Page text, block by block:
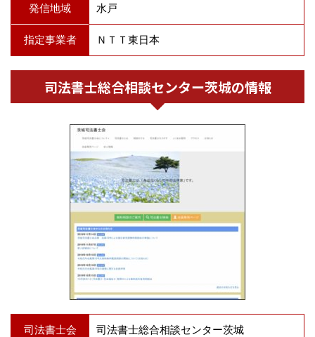
発信地域 水戸
指定事業者 ＮＴＴ東日本
司法書士総合相談センター茨城の情報
司法書士会 司法書士総合相談センター茨城